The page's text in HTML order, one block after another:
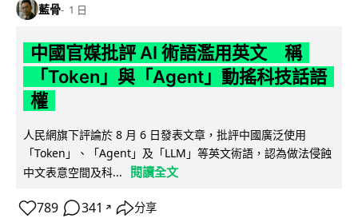
藍骨 1 日
中國官媒批評 AI 術語濫用英文 稱
「Token」與「Agent」動搖科技話語
權
人民網旗下評論於 8 月 6 日發表文章，批評中國廣泛使用
「Token」、「Agent」及「LLM」等英文術語，認為做法侵蝕
中文表意空間及科...
閱讀全文
789 341 ↗ 分享